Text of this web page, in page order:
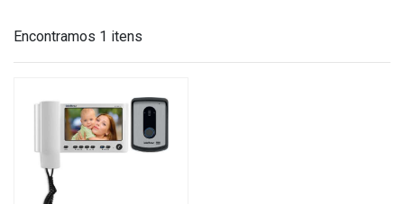
Encontramos 1 itens